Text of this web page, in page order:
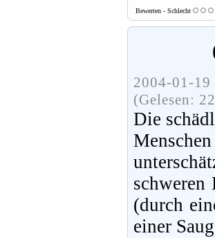
Bewerten - Schlecht
2004-01-
(Gelesen:
Die
(durch
einer